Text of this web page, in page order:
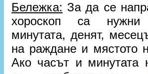
Бележка: За да се
хороскоп са
минутата, денят,
на раждане и мястото
Ако часът и минутата